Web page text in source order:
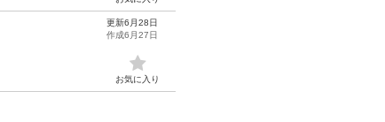
更新6月28日
作成6月27日
お気に入り